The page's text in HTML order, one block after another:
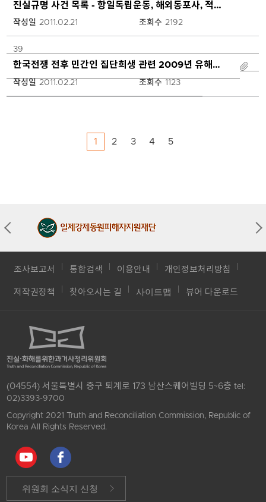
목
클
시
세
페
이
진실규명 사건 목록 - 항일독립운동, 해외동포사, 적대세력 관련, 민간인 집단희생
작성일 2011.02.21 조회수 2192
39
한국전쟁 전후 민간인 집단희생 관련 2009년 유해발굴보고서
작성일 2011.02.21 조회수 1123
1 2 3 4 5
조사보고서 통합검색 이용안내 개인정보처리방침
저작권정책 찾아오시는 길 사이트맵 뷰어 다운로드
(04554) 서울특별시 중구 퇴계로 173 남산스퀘어빌딩 5~6층tel:
02)3393-9700
Copyright 2021 Truth and Reconciliation Commission, Republic of
Korea All Rights Reserved.
위원회 소식지 신청